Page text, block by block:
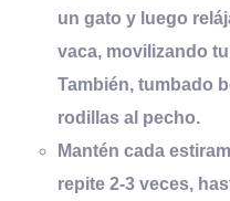
un gato y luego
vaca, movilizando
También, tumbado
rodillas al pecho.
Mantén cada
repite 2-3 veces,